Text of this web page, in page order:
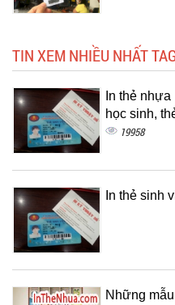
TIN XEM NHIỀU NHẤT
In thẻ
học sinh,
19958
In thẻ sinh
Những